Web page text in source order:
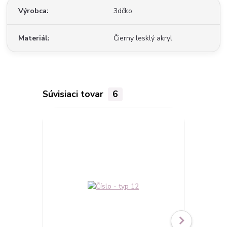
Výrobca 3dčko
Materiál Čierny lesklý akryl
Súvisiaci tovar 6